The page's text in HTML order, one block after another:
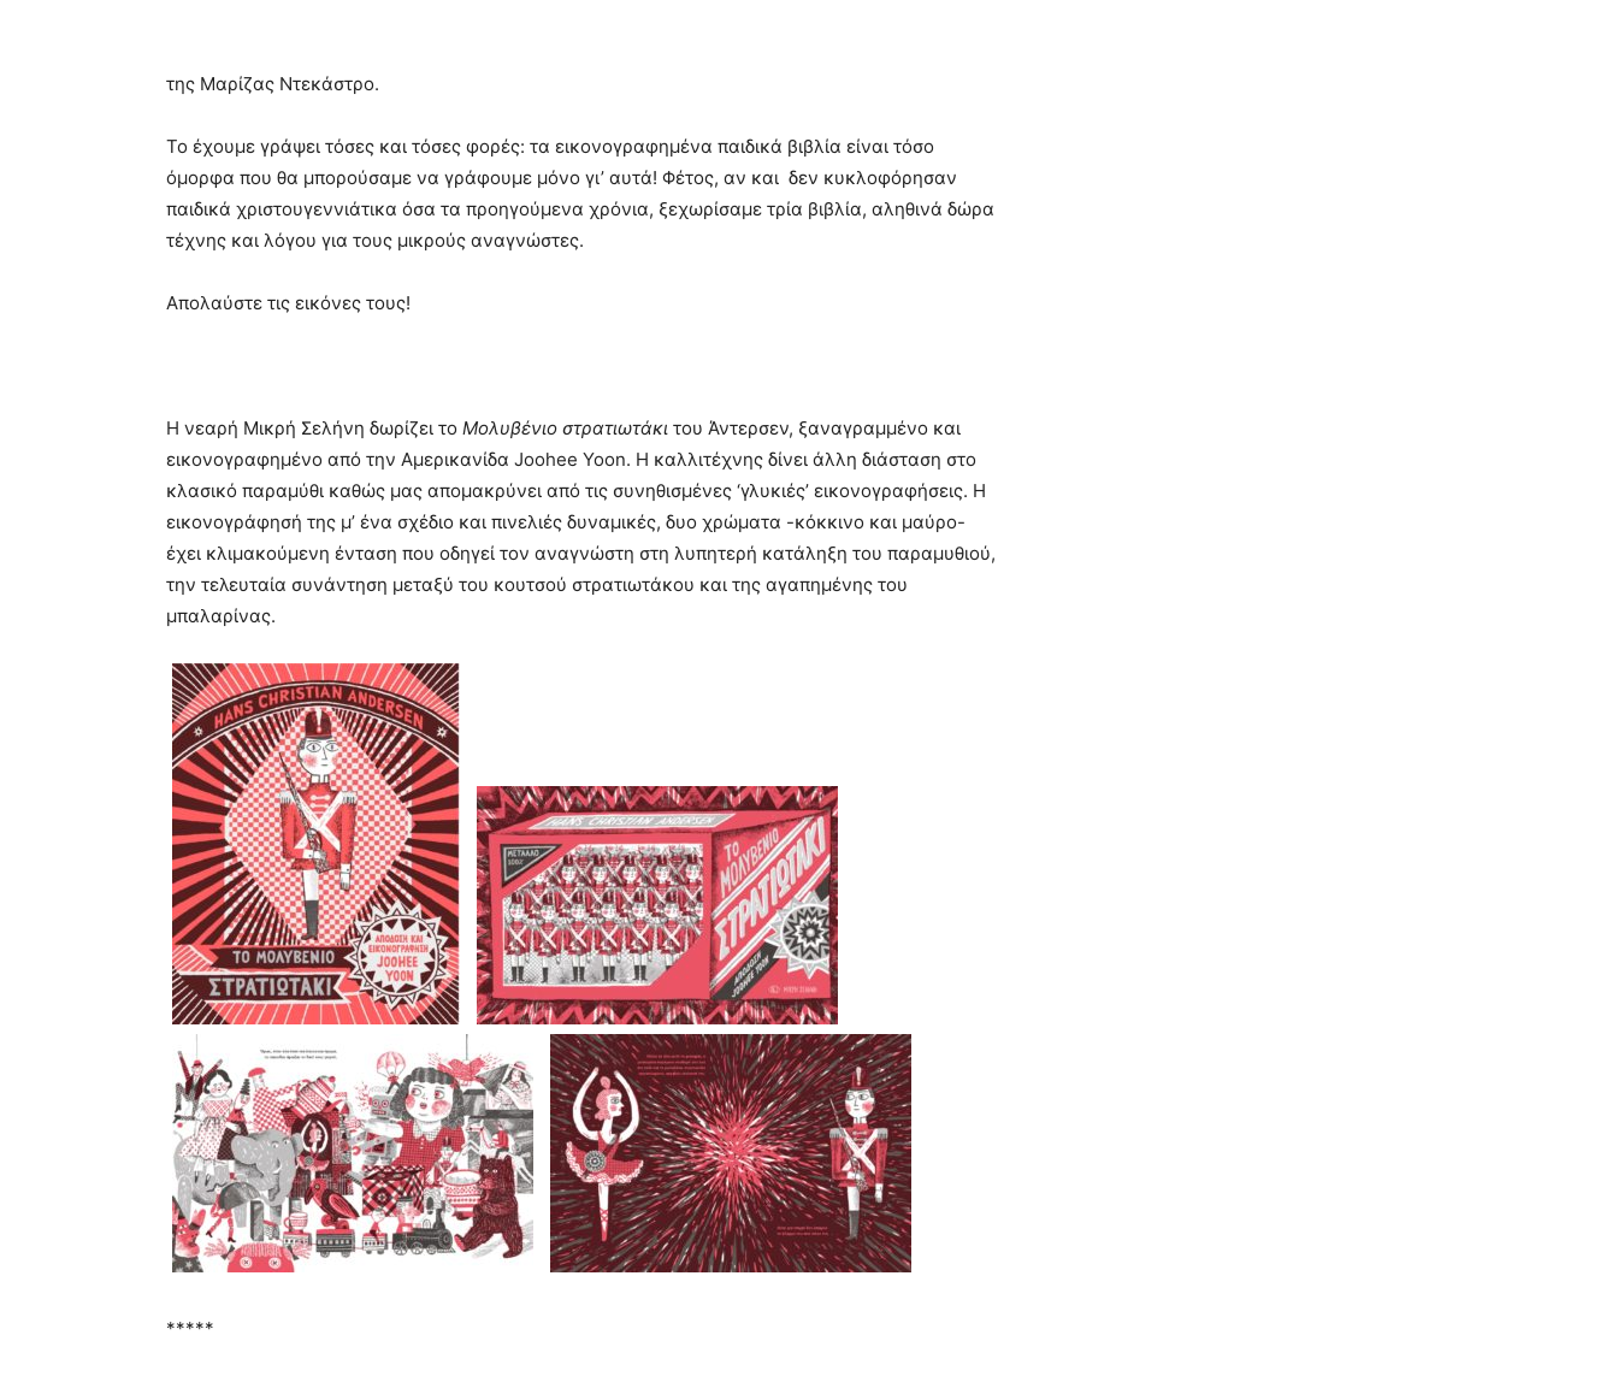
της Μαρίζας Ντεκάστρο.
Το έχουμε γράψει τόσες και τόσες φορές: τα εικονογραφημένα παιδικά βιβλία είναι τόσο
όμορφα που θα μπορούσαμε να γράφουμε μόνο γι’ αυτά! Φέτος, αν και δεν κυκλοφόρησαν
παιδικά χριστουγεννιάτικα όσα τα προηγούμενα χρόνια, ξεχωρίσαμε τρία βιβλία, αληθινά δώρα
τέχνης και λόγου για τους μικρούς αναγνώστες.
Απολαύστε τις εικόνες τους!
Η νεαρή Μικρή Σελήνη δωρίζει το Μολυβένιο στρατιωτάκι του Άντερσεν, ξαναγραμμένο και
εικονογραφημένο από την Αμερικανίδα Joohee Yoon. Η καλλιτέχνης δίνει άλλη διάσταση στο
κλασικό παραμύθι καθώς μας απομακρύνει από τις συνηθισμένες ‘γλυκιές’ εικονογραφήσεις. Η
εικονογράφησή της μ’ ένα σχέδιο και πινελιές δυναμικές, δυο χρώματα -κόκκινο και μαύρο-
έχει κλιμακούμενη ένταση που οδηγεί τον αναγνώστη στη λυπητερή κατάληξη του παραμυθιού,
την τελευταία συνάντηση μεταξύ του κουτσού στρατιωτάκου και της αγαπημένης του
μπαλαρίνας.
*****